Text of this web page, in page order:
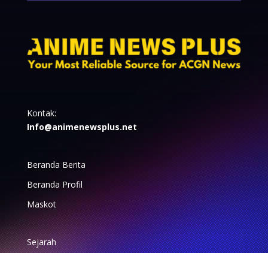
Kontak:
Info@animenewsplus.net
Beranda Berita
Beranda Profil
Maskot
Sejarah